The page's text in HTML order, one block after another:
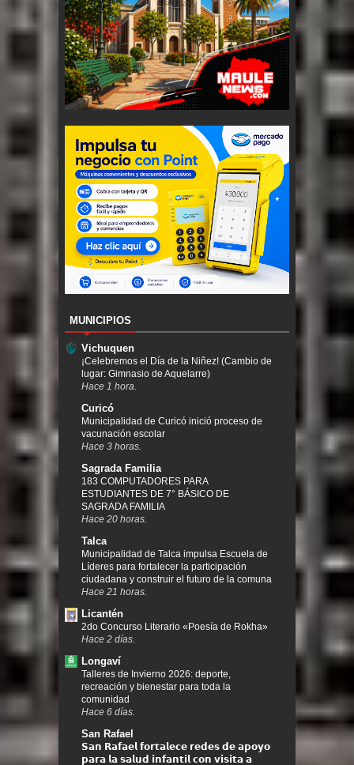
MUNICIPIOS
Vichuquen
¡Celebremos el Día de la Niñez! (Cambio de
lugar: Gimnasio de Aquelarre)
Hace 1 hora.
Curicó
Municipalidad de Curicó inició proceso de
vacunación escolar
Hace 3 horas.
Sagrada Familia
183 COMPUTADORES PARA
ESTUDIANTES DE 7° BÁSICO DE
SAGRADA FAMILIA
Hace 20 horas.
Talca
Municipalidad de Talca impulsa Escuela de
Líderes para fortalecer la participación
ciudadana y construir el futuro de la comuna
Hace 21 horas.
Licantén
2do Concurso Literario «Poesía de Rokha»
Hace 2 días.
Longaví
Talleres de Invierno 2026: deporte,
recreación y bienestar para toda la
comunidad
Hace 6 días.
San Rafael
𝗦𝗮𝗻 𝗥𝗮𝗳𝗮𝗲𝗹 𝗳𝗼𝗿𝘁𝗮𝗹𝗲𝗰𝗲 𝗿𝗲𝗱𝗲𝘀 𝗱𝗲 𝗮𝗽𝗼𝘆𝗼
𝗽𝗮𝗿𝗮 𝗹𝗮 𝘀𝗮𝗹𝘂𝗱 𝗶𝗻𝗳𝗮𝗻𝘁𝗶𝗹 𝗰𝗼𝗻 𝘃𝗶𝘀𝗶𝘁𝗮 𝗮